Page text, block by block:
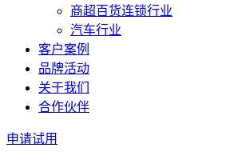
商超百货连锁行业
汽车行业
客户案例
品牌活动
关于我们
合作伙伴
申请试用